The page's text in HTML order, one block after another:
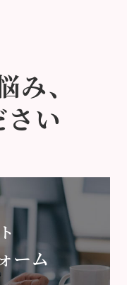
み、
さい
ーム